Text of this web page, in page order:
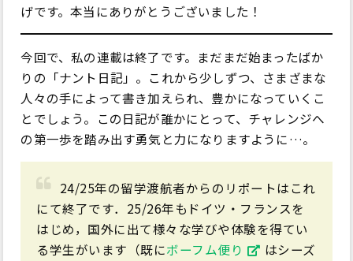
げです。本当にありがとうございました！
今回で、私の連載は終了です。まだまだ始まったばか
りの「ナント日記」。これから少しずつ、さまざまな
人々の手によって書き加えられ、豊かになっていくこ
とでしょう。この日記が誰かにとって、チャレンジへ
の第一歩を踏み出す勇気と力になりますように…。
24/25年の留学渡航者からのリポートはこれ
にて終了です．25/26年もドイツ・フランスを
はじめ，国外に出て様々な学びや体験を得てい
る学生がいます（既にボーフム便り
はシーズ